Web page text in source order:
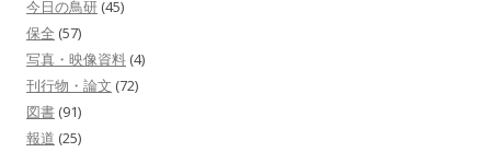
今日の鳥研 (45)
保全 (57)
写真・映像資料 (4)
刊行物・論文 (72)
図書 (91)
報道 (25)